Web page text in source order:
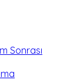
Sonrası